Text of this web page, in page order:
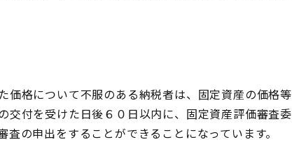
価格について不服のある納税者は、固定資産の価格等
交付を受けた日後６０日以内に、固定資産評価審査委
の申出をすることができることになっています。